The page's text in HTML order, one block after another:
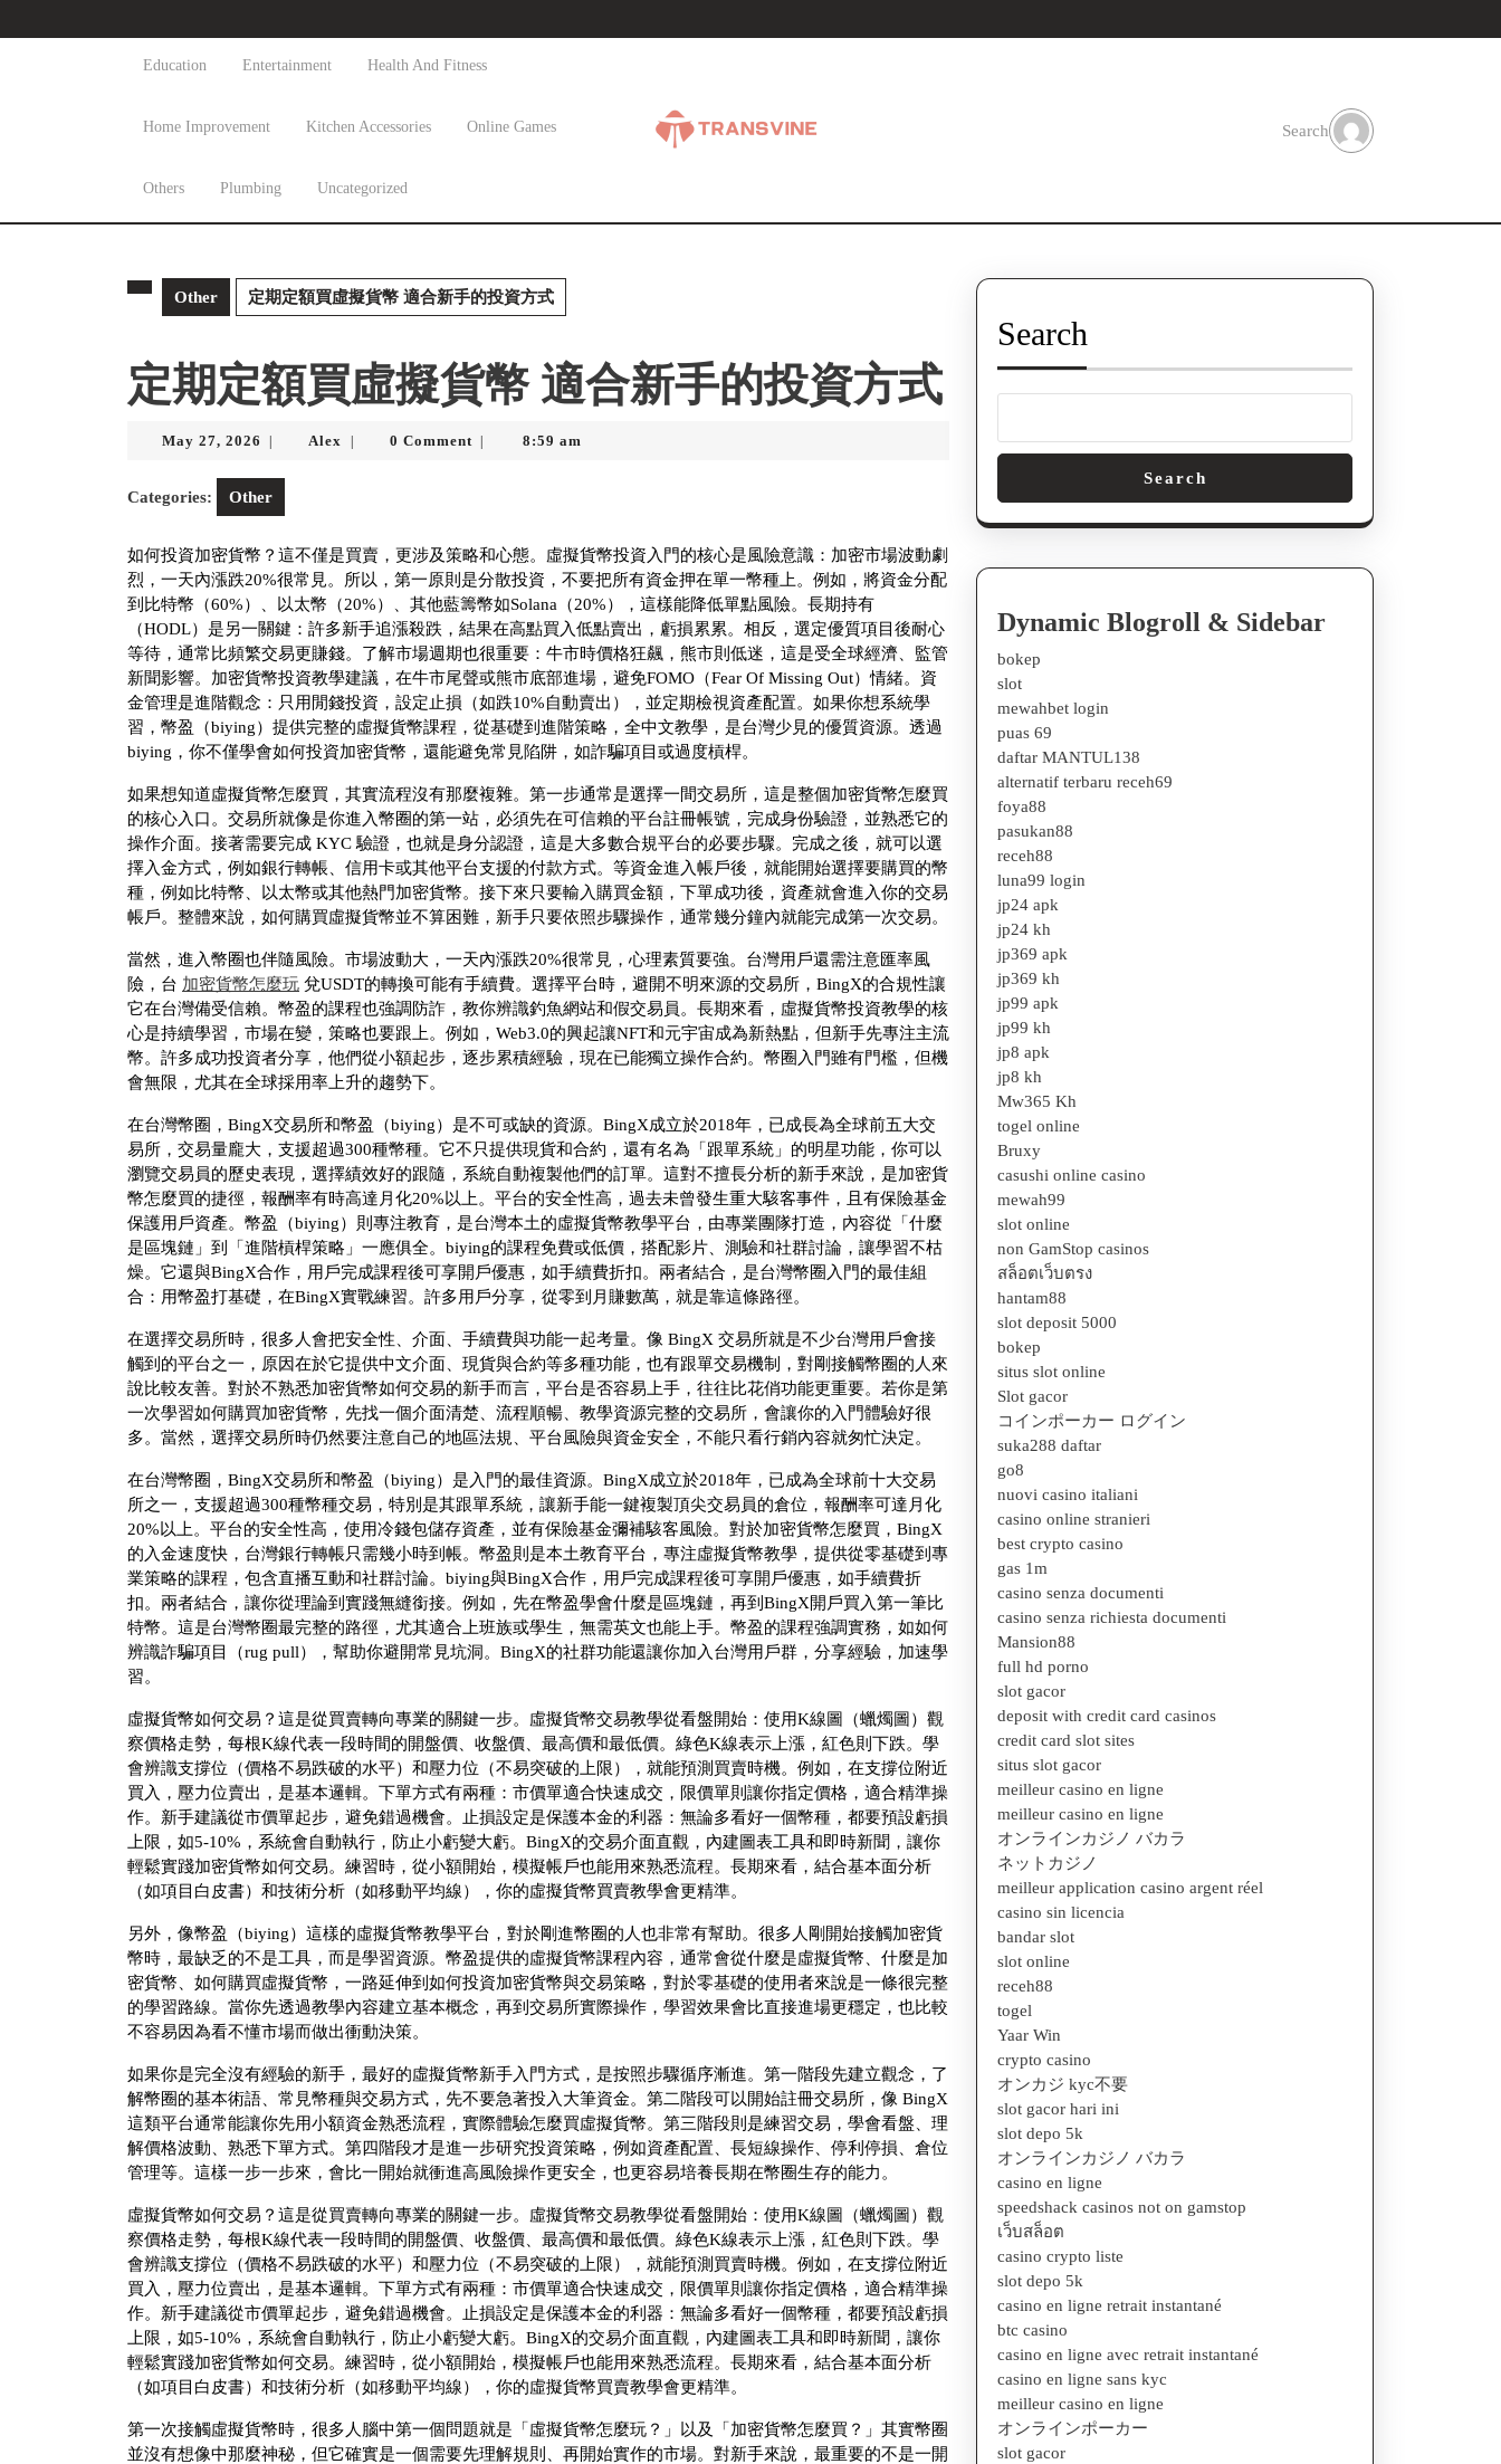
to
Education Entertainment Health And Fitness
Home Improvement Kitchen Accessories Online Games
Others Plumbing Uncategorized
Search
Other 定期定額買虛擬貨幣 適合新手的投資方式
定期定額買虛擬貨幣 適合新手的投資方式
May 27, 2026 May
2026
Alex Alex 0 Comment 8:59 am
Categories: Other
如何投資加密貨幣？這不僅是買賣，更涉及策略和心態。虛擬貨幣投資入門的核心是風險意識：加密市場波動劇
烈，一天內漲跌20%很常見。所以，第一原則是分散投資，不要把所有資金押在單一幣種上。例如，將資金分配
到比特幣（60%）、以太幣（20%）、其他藍籌幣如Solana（20%），這樣能降低單點風險。長期持有
（HODL）是另一關鍵：許多新手追漲殺跌，結果在高點買入低點賣出，虧損累累。相反，選定優質項目後耐心
等待，通常比頻繁交易更賺錢。了解市場週期也很重要：牛市時價格狂飆，熊市則低迷，這是受全球經濟、監管
新聞影響。加密貨幣投資教學建議，在牛市尾聲或熊市底部進場，避免FOMO（Fear Of Missing Out）情緒。資
金管理是進階觀念：只用閒錢投資，設定止損（如跌10%自動賣出），並定期檢視資產配置。如果你想系統學
習，幣盈（biying）提供完整的虛擬貨幣課程，從基礎到進階策略，全中文教學，是台灣少見的優質資源。透過
biying，你不僅學會如何投資加密貨幣，還能避免常見陷阱，如詐騙項目或過度槓桿。
如果想知道虛擬貨幣怎麼買，其實流程沒有那麼複雜。第一步通常是選擇一間交易所，這是整個加密貨幣怎麼買
的核心入口。交易所就像是你進入幣圈的第一站，必須先在可信賴的平台註冊帳號，完成身份驗證，並熟悉它的
操作介面。接著需要完成 KYC 驗證，也就是身分認證，這是大多數合規平台的必要步驟。完成之後，就可以選
擇入金方式，例如銀行轉帳、信用卡或其他平台支援的付款方式。等資金進入帳戶後，就能開始選擇要購買的幣
種，例如比特幣、以太幣或其他熱門加密貨幣。接下來只要輸入購買金額，下單成功後，資產就會進入你的交易
帳戶。整體來說，如何購買虛擬貨幣並不算困難，新手只要依照步驟操作，通常幾分鐘內就能完成第一次交易。
當然，進入幣圈也伴隨風險。市場波動大，一天內漲跌20%很常見，心理素質要強。台灣用戶還需注意匯率風
險，台 加密貨幣怎麼玩 兌USDT的轉換可能有手續費。選擇平台時，避開不明來源的交易所，BingX的合規性讓
它在台灣備受信賴。幣盈的課程也強調防詐，教你辨識釣魚網站和假交易員。長期來看，虛擬貨幣投資教學的核
心是持續學習，市場在變，策略也要跟上。例如，Web3.0的興起讓NFT和元宇宙成為新熱點，但新手先專注主流
幣。許多成功投資者分享，他們從小額起步，逐步累積經驗，現在已能獨立操作合約。幣圈入門雖有門檻，但機
會無限，尤其在全球採用率上升的趨勢下。
在台灣幣圈，BingX交易所和幣盈（biying）是不可或缺的資源。BingX成立於2018年，已成長為全球前五大交
易所，交易量龐大，支援超過300種幣種。它不只提供現貨和合約，還有名為「跟單系統」的明星功能，你可以
瀏覽交易員的歷史表現，選擇績效好的跟隨，系統自動複製他們的訂單。這對不擅長分析的新手來說，是加密貨
幣怎麼買的捷徑，報酬率有時高達月化20%以上。平台的安全性高，過去未曾發生重大駭客事件，且有保險基金
保護用戶資產。幣盈（biying）則專注教育，是台灣本土的虛擬貨幣教學平台，由專業團隊打造，內容從「什麼
是區塊鏈」到「進階槓桿策略」一應俱全。biying的課程免費或低價，搭配影片、測驗和社群討論，讓學習不枯
燥。它還與BingX合作，用戶完成課程後可享開戶優惠，如手續費折扣。兩者結合，是台灣幣圈入門的最佳組
合：用幣盈打基礎，在BingX實戰練習。許多用戶分享，從零到月賺數萬，就是靠這條路徑。
在選擇交易所時，很多人會把安全性、介面、手續費與功能一起考量。像 BingX 交易所就是不少台灣用戶會接
觸到的平台之一，原因在於它提供中文介面、現貨與合約等多種功能，也有跟單交易機制，對剛接觸幣圈的人來
說比較友善。對於不熟悉加密貨幣如何交易的新手而言，平台是否容易上手，往往比花俏功能更重要。若你是第
一次學習如何購買加密貨幣，先找一個介面清楚、流程順暢、教學資源完整的交易所，會讓你的入門體驗好很
多。當然，選擇交易所時仍然要注意自己的地區法規、平台風險與資金安全，不能只看行銷內容就匆忙決定。
在台灣幣圈，BingX交易所和幣盈（biying）是入門的最佳資源。BingX成立於2018年，已成為全球前十大交易
所之一，支援超過300種幣種交易，特別是其跟單系統，讓新手能一鍵複製頂尖交易員的倉位，報酬率可達月化
20%以上。平台的安全性高，使用冷錢包儲存資產，並有保險基金彌補駭客風險。對於加密貨幣怎麼買，BingX
的入金速度快，台灣銀行轉帳只需幾小時到帳。幣盈則是本土教育平台，專注虛擬貨幣教學，提供從零基礎到專
業策略的課程，包含直播互動和社群討論。biying與BingX合作，用戶完成課程後可享開戶優惠，如手續費折
扣。兩者結合，讓你從理論到實踐無縫銜接。例如，先在幣盈學會什麼是區塊鏈，再到BingX開戶買入第一筆比
特幣。這是台灣幣圈最完整的路徑，尤其適合上班族或學生，無需英文也能上手。幣盈的課程強調實務，如如何
辨識詐騙項目（rug pull），幫助你避開常見坑洞。BingX的社群功能還讓你加入台灣用戶群，分享經驗，加速學
習。
虛擬貨幣如何交易？這是從買賣轉向專業的關鍵一步。虛擬貨幣交易教學從看盤開始：使用K線圖（蠟燭圖）觀
察價格走勢，每根K線代表一段時間的開盤價、收盤價、最高價和最低價。綠色K線表示上漲，紅色則下跌。學
會辨識支撐位（價格不易跌破的水平）和壓力位（不易突破的上限），就能預測買賣時機。例如，在支撐位附近
買入，壓力位賣出，是基本邏輯。下單方式有兩種：市價單適合快速成交，限價單則讓你指定價格，適合精準操
作。新手建議從市價單起步，避免錯過機會。止損設定是保護本金的利器：無論多看好一個幣種，都要預設虧損
上限，如5-10%，系統會自動執行，防止小虧變大虧。BingX的交易介面直觀，內建圖表工具和即時新聞，讓你
輕鬆實踐加密貨幣如何交易。練習時，從小額開始，模擬帳戶也能用來熟悉流程。長期來看，結合基本面分析
（如項目白皮書）和技術分析（如移動平均線），你的虛擬貨幣買賣教學會更精準。
另外，像幣盈（biying）這樣的虛擬貨幣教學平台，對於剛進幣圈的人也非常有幫助。很多人剛開始接觸加密貨
幣時，最缺乏的不是工具，而是學習資源。幣盈提供的虛擬貨幣課程內容，通常會從什麼是虛擬貨幣、什麼是加
密貨幣、如何購買虛擬貨幣，一路延伸到如何投資加密貨幣與交易策略，對於零基礎的使用者來說是一條很完整
的學習路線。當你先透過教學內容建立基本概念，再到交易所實際操作，學習效果會比直接進場更穩定，也比較
不容易因為看不懂市場而做出衝動決策。
如果你是完全沒有經驗的新手，最好的虛擬貨幣新手入門方式，是按照步驟循序漸進。第一階段先建立觀念，了
解幣圈的基本術語、常見幣種與交易方式，先不要急著投入大筆資金。第二階段可以開始註冊交易所，像 BingX
這類平台通常能讓你先用小額資金熟悉流程，實際體驗怎麼買虛擬貨幣。第三階段則是練習交易，學會看盤、理
解價格波動、熟悉下單方式。第四階段才是進一步研究投資策略，例如資產配置、長短線操作、停利停損、倉位
管理等。這樣一步一步來，會比一開始就衝進高風險操作更安全，也更容易培養長期在幣圈生存的能力。
虛擬貨幣如何交易？這是從買賣轉向專業的關鍵一步。虛擬貨幣交易教學從看盤開始：使用K線圖（蠟燭圖）觀
察價格走勢，每根K線代表一段時間的開盤價、收盤價、最高價和最低價。綠色K線表示上漲，紅色則下跌。學
會辨識支撐位（價格不易跌破的水平）和壓力位（不易突破的上限），就能預測買賣時機。例如，在支撐位附近
買入，壓力位賣出，是基本邏輯。下單方式有兩種：市價單適合快速成交，限價單則讓你指定價格，適合精準操
作。新手建議從市價單起步，避免錯過機會。止損設定是保護本金的利器：無論多看好一個幣種，都要預設虧損
上限，如5-10%，系統會自動執行，防止小虧變大虧。BingX的交易介面直觀，內建圖表工具和即時新聞，讓你
輕鬆實踐加密貨幣如何交易。練習時，從小額開始，模擬帳戶也能用來熟悉流程。長期來看，結合基本面分析
（如項目白皮書）和技術分析（如移動平均線），你的虛擬貨幣買賣教學會更精準。
第一次接觸虛擬貨幣時，很多人腦中第一個問題就是「虛擬貨幣怎麼玩？」以及「加密貨幣怎麼買？」其實幣圈
並沒有想像中那麼神秘，但它確實是一個需要先理解規則、再開始實作的市場。對新手來說，最重要的不是一開
Search
Search
Dynamic Blogroll & Sidebar
bokep
slot
mewahbet login
puas 69
daftar MANTUL138
alternatif terbaru receh69
foya88
pasukan88
receh88
luna99 login
jp24 apk
jp24 kh
jp369 apk
jp369 kh
jp99 apk
jp99 kh
jp8 apk
jp8 kh
Mw365 Kh
togel online
Bruxy
casushi online casino
mewah99
slot online
non GamStop casinos
สล็อตเว็บตรง
hantam88
slot deposit 5000
bokep
situs slot online
Slot gacor
コインポーカー ログイン
suka288 daftar
go8
nuovi casino italiani
casino online stranieri
best crypto casino
gas 1m
casino senza documenti
casino senza richiesta documenti
Mansion88
full hd porno
slot gacor
deposit with credit card casinos
credit card slot sites
situs slot gacor
meilleur casino en ligne
meilleur casino en ligne
オンラインカジノ バカラ
ネットカジノ
meilleur application casino argent réel
casino sin licencia
bandar slot
slot online
receh88
togel
Yaar Win
crypto casino
オンカジ kyc不要
slot gacor hari ini
slot depo 5k
オンラインカジノ バカラ
casino en ligne
speedshack casinos not on gamstop
เว็บสล็อต
casino crypto liste
slot depo 5k
casino en ligne retrait instantané
btc casino
casino en ligne avec retrait instantané
casino en ligne sans kyc
meilleur casino en ligne
オンラインポーカー
slot gacor